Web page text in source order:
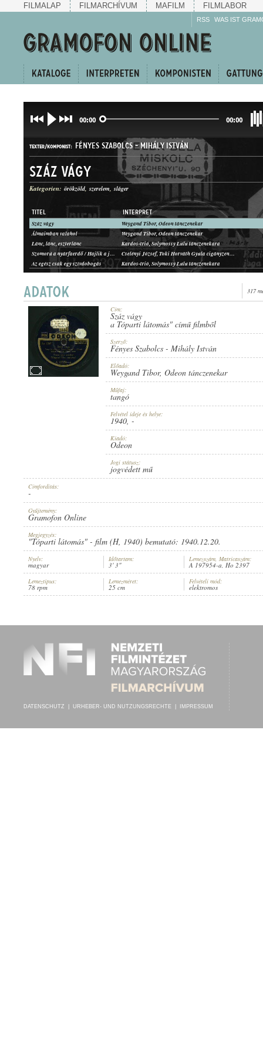
FILMALAP FILMARCHÍVUM MAFILM FILMLABOR
RSS WAS IST
00:00 00:00
INTERPRET: WEYGAND TIBOR,ODEON TÁNCZENEKAR
TEXTER/KOMPONIST: FÉNYES SZABOLCS-MIHÁLY ISTVÁN
GATTUNG: TANGÓ
ERSCHEINUNGSJAHR:
Száz vágy
Kategorien: örökzöld szerelem sláger
TITEL INTERPRET
Száz vágy
Weygand Tibor, Odeon tánczenekar
Álmaimban valahol
Weygand Tibor, Odeon tánczenekar
Lánc, lánc, eszterlánc
Kardos-trió, Solymossy Lulu tánczenekara
Szomorú a nyárfaerdő / Hajlik a jegenye
Cselényi József, Toki Horváth Gyula cigányzenekara
Az egész csak egy szívdobogás
Kardos-trió, Solymossy Lulu tánczenekara
Megállok a keresztútnál / Kék a szemed
Cselényi József, Toki Horváth Gyula cigányzenekara
Aki nekem mindenem volt
317
Cím:
Száz vágy
a Tóparti látomás" című filmből
Szerző:
Fényes Szabolcs - Mihály István
Előadó:
Weygand Tibor, Odeon tánczenekar
Műfaj:
tangó
Felvétel ideje és helye:
1940, -
Kiadó:
Odeon
Jogi státusz:
jogvédett mű
Címfordítás:
-
Gyűjtemény:
Gramofon Online
Megjegyzés:
"Tóparti látomás" - film (H, 1940) bemutató: 1940.12.20.
Nyelv:
magyar
Időtartam:
3' 3"
Lemezszám, Matricaszám:
A 197954-a, Ho 2397
Lemeztípus:
78 rpm
Lemezméret:
25 cm
Felvételi mód:
elektromos
DATENSCHUTZ URHEBER- UND NUTZUNGSRECHTE IMPRESSUM